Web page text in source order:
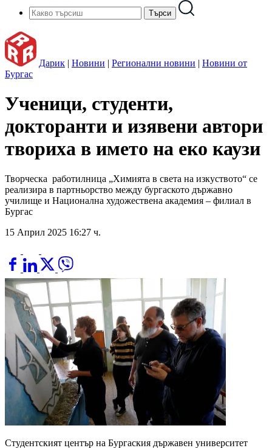
Дарик | Новини | Регионални новини | Новини от
Бургас
Ученици, студенти,
докторанти и изявени автори
твориха в името на еко каузи
Творческа работилница „Химията в света на изкуството“ се
реализира в партньорство между бургаското държавно
училище и Национална художествена академия – филиал в
Бургас
15 Април 2025 16:27 ч.
Студентският център на Бургаския държавен университет